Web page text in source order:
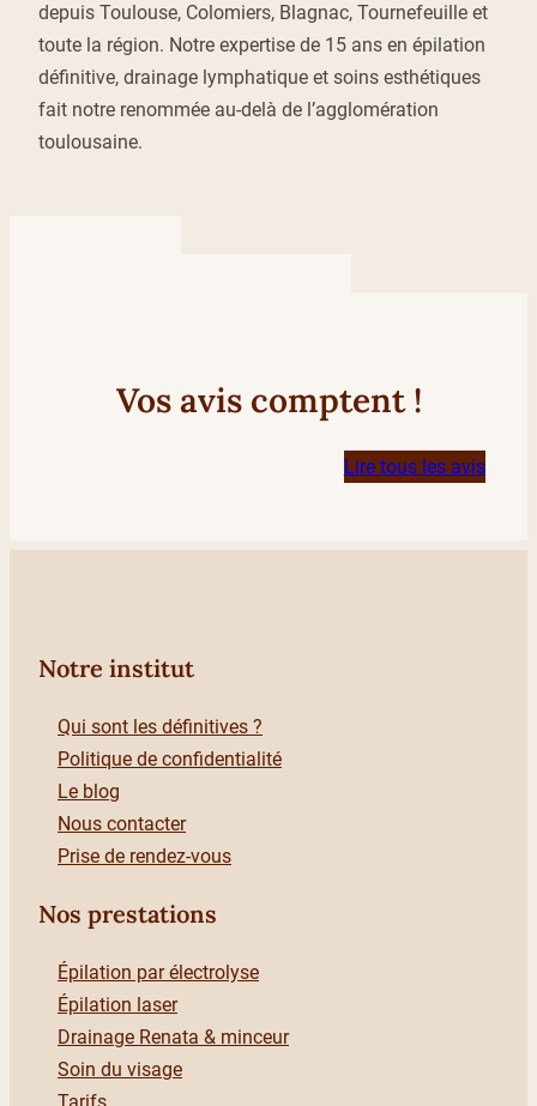
depuis Toulouse, Colomiers, Blagnac, Tournefeuille et
toute la région. Notre expertise de 15 ans en épilation
définitive, drainage lymphatique et soins esthétiques
fait notre renommée au-delà de l’agglomération
toulousaine.
Vos avis comptent !
Lire tous les avis
Notre institut
Qui sont les définitives ?
Politique de confidentialité
Le blog
Nous contacter
Prise de rendez-vous
Nos prestations
Épilation par électrolyse
Épilation laser
Drainage Renata & minceur
Soin du visage